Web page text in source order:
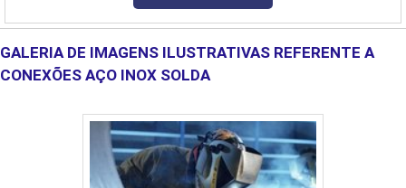
utilizado no maç.
GALERIA DE IMAGENS ILUSTRATIVAS REFERENTE A
CONEXÕES AÇO INOX SOLDA